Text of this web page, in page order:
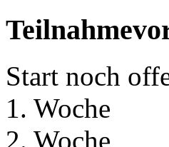
Start noch
1. Woche
2. Woche